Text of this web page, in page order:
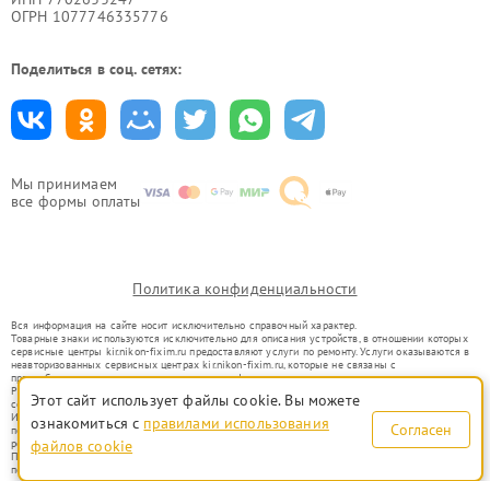
Мы принимаем
все формы оплаты
ОГРН 1077746335776
Поделиться в соц. сетях:
Политика конфиденциальности
Вся информация на сайте носит исключительно справочный характер.
Товарные знаки используются исключительно для описания устройств, в отношении которых
сервисные центры kir.nikon-fixim.ru предоставляют услуги по ремонту. Услуги оказываются в
неавторизованных сервисных центрах kir.nikon-fixim.ru, которые не связаны с
правообладателями товарных знаков или их официальными представителями.
Ремонт осуществляется для устройств, уже введенных в гражданский оборот в соответствии
со статьей 1487 ГК РФ.
Использование товарных знаков не преследует цели индивидуализации услуг или введения
потребителей в заблуждение, а служит для информирования о предоставляемых услугах по
ремонту техники указанных брендов.
Представленная на сайте информация не является публичной офертой, определяемой
положениями Статьи 437(2) Гражданского кодекса РФ
Этот сайт использует файлы cookie. Вы можете
ознакомиться с правилами использования
файлов cookie
Согласен